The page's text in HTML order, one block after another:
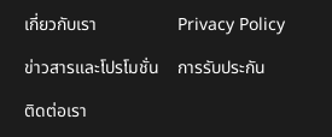
เกี่ยวกับเรา
ข่าวสารและโปรโมชั่น
ติดต่อเรา
Privacy Policy
การรับประกัน